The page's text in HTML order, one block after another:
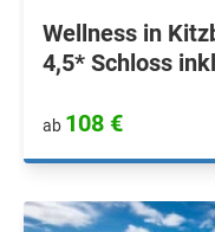
Wellness in
4,5* Schloss
ab 108 €